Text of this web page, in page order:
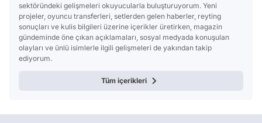
sektöründeki gelişmeleri okuyucularla buluşturuyorum. Yeni
projeler, oyuncu transferleri, setlerden gelen haberler, reyting
sonuçları ve kulis bilgileri üzerine içerikler üretirken, magazin
gündeminde öne çıkan açıklamaları, sosyal medyada konuşulan
olayları ve ünlü isimlerle ilgili gelişmeleri de yakından takip
ediyorum.
Tüm içerikleri